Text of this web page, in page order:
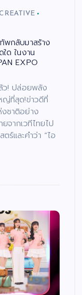
พกลับมาสร้าง
ด ในงาน
EXPO
ว! ปล่อยพลัง
ญ่ที่สุด!ข่าวดีที่
ชาติอย่าง
จากเวทีไทยไป
ร์และคำว่า “ไอ